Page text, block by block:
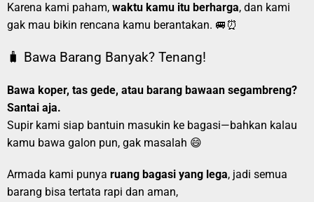
Karena kami paham, waktu kamu itu berharga, dan kami
gak mau bikin rencana kamu berantakan. 🚐⏰
🧳 Bawa Barang Banyak? Tenang!
Bawa koper, tas gede, atau barang bawaan segambreng?
Santai aja.
Supir kami siap bantuin masukin ke bagasi—bahkan kalau
kamu bawa galon pun, gak masalah 😄
Armada kami punya ruang bagasi yang lega, jadi semua
barang bisa tertata rapi dan aman,